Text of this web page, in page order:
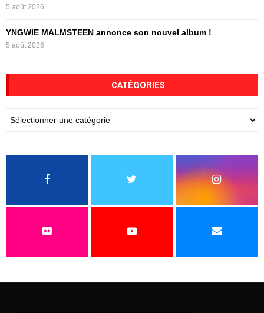
5 août 2026
YNGWIE MALMSTEEN annonce son nouvel album !
5 août 2026
CATÉGORIES